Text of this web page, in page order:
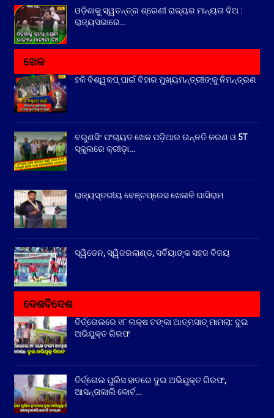
ଓଡ଼ିଶାକୁ ସ୍ୱତନ୍ତ୍ର ଶ୍ରେଣୀ ରାଜ୍ୟର ମାନ୍ୟତା ଦିଅ :
ରାଜ୍ୟସଭାରେ…
ଖେଳ
ହକି ବିଶ୍ୱକପ୍ ପାଇଁ ବିହାର ମୁଖ୍ୟମନ୍ତ୍ରୀଙ୍କୁ ନିମନ୍ତ୍ରଣ
ବରୁଣସିଂ ପଂଚାୟତ ଖେଳ ପଡ଼ିଆର ଉନ୍ନତି କରଣ ଓ 5T
ସ୍କୁଲରେ କ୍ରୀଡ଼ା…
ରାଜ୍ୟସ୍ତରୀୟ ବେଞ୍ଚପ୍ରେସ ଖେଳାଳି ଘାସିରାମ
ସ୍ୱିଡେନ, ସ୍ୱିଜରଲାଣ୍ଡ, ସର୍ବିୟାଙ୍କ ସହଜ ବିଜୟ
ଦେଶବିଦେଶ
ତିର୍ତ୍ତୋଲରେ ୧୮ ଲକ୍ଷ ଟଙ୍କା ଆତ୍ମସାତ୍ ମାମଲା: ଦୁଇ
ଅଭିଯୁକ୍ତ ଗିରଫ
ତିର୍ତ୍ତୋଲ ପୁଲିସ ହାତରେ ଦୁଇ ଅଭିଯୁକ୍ତ ଗିରଫ,
ଆସନ୍ତାକାଲି କୋର୍ଟ…